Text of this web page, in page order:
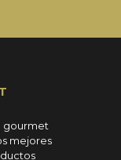
gourmet
mejores